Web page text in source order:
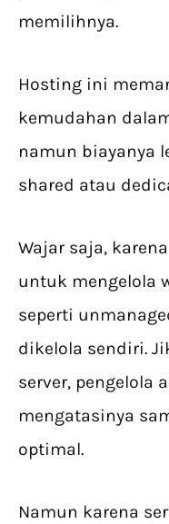
memilihnya.
Hosting ini
kemudahan
namun biayanya
shared atau
Wajar saja,
untuk mengelola
seperti
dikelola sendiri.
server, pengelola
mengatasinya
optimal.
Namun karena